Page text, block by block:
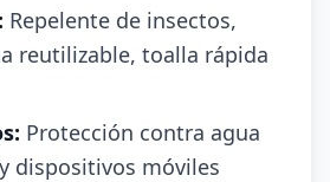
Repelente de insectos,
reutilizable, toalla rápida
Protección contra agua
dispositivos móviles